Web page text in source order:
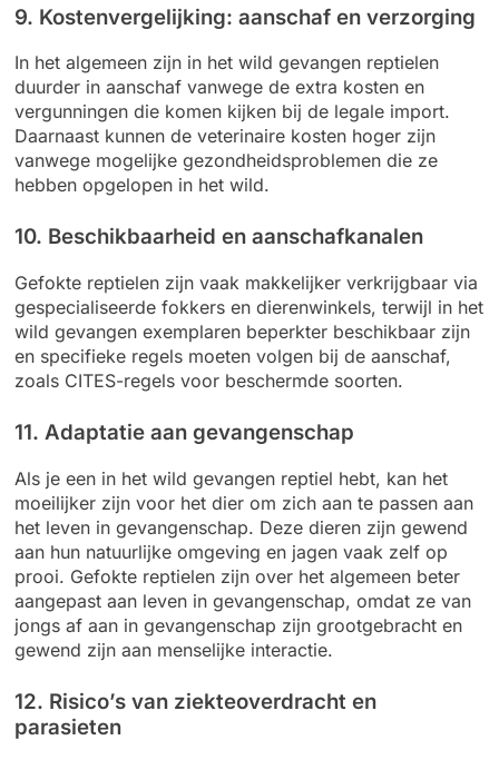
9. Kostenvergelijking: aanschaf en verzorging
In het algemeen zijn in het wild gevangen reptielen
duurder in aanschaf vanwege de extra kosten en
vergunningen die komen kijken bij de legale import.
Daarnaast kunnen de veterinaire kosten hoger zijn
vanwege mogelijke gezondheidsproblemen die ze
hebben opgelopen in het wild.
10. Beschikbaarheid en aanschafkanalen
Gefokte reptielen zijn vaak makkelijker verkrijgbaar via
gespecialiseerde fokkers en dierenwinkels, terwijl in het
wild gevangen exemplaren beperkter beschikbaar zijn
en specifieke regels moeten volgen bij de aanschaf,
zoals CITES-regels voor beschermde soorten.
11. Adaptatie aan gevangenschap
Als je een in het wild gevangen reptiel hebt, kan het
moeilijker zijn voor het dier om zich aan te passen aan
het leven in gevangenschap. Deze dieren zijn gewend
aan hun natuurlijke omgeving en jagen vaak zelf op
prooi. Gefokte reptielen zijn over het algemeen beter
aangepast aan leven in gevangenschap, omdat ze van
jongs af aan in gevangenschap zijn grootgebracht en
gewend zijn aan menselijke interactie.
12. Risico’s van ziekteoverdracht en
parasieten